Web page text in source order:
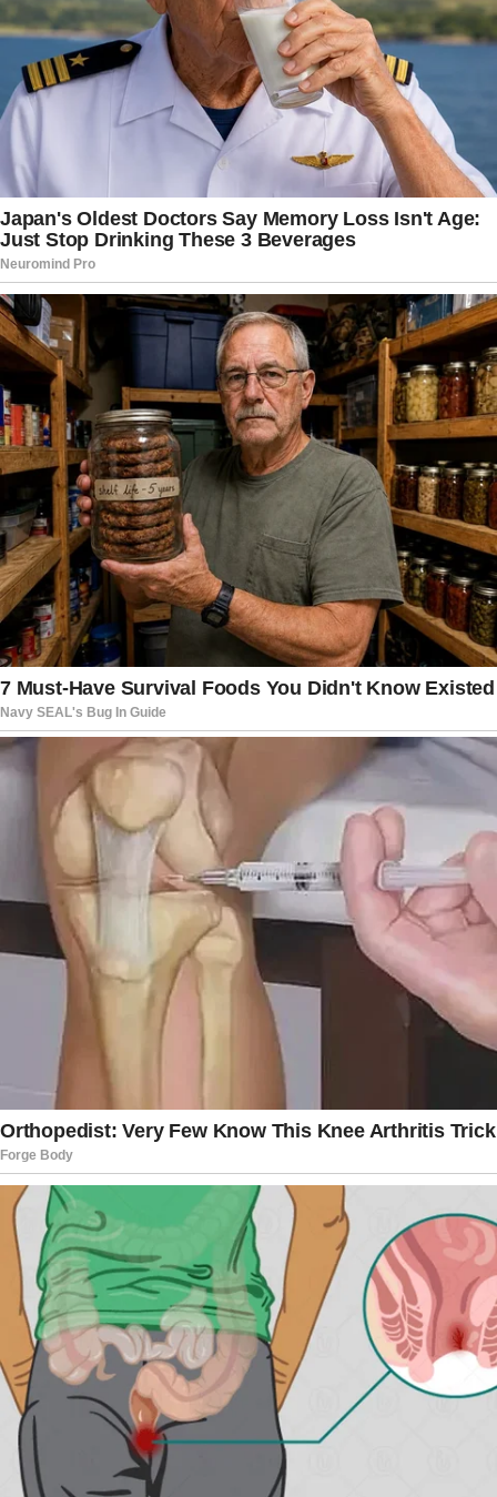
decisão relacionada ao ex-presidente. Desde que
passou a responder a investigações, Bolsonaro
se tornou um dos personagens mais
acompanhados do cenário político brasileiro.
Cada manifestação oficial, seja da defesa, da
Polícia Federal ou do Supremo, repercute
amplamente nas redes sociais e nos veículos de
comunicação, alimentando debates intensos
entre diferentes setores da sociedade.
Enquanto o Supremo avalia as informações
prestadas, a Polícia Federal mantém a posição de
que não há alternativas viáveis no curto prazo. O
desfecho dessa discussão deve esclarecer até
que ponto ajustes estruturais são exigidos em
situações como essa e quais são os limites entre
conforto e segurança. Para o público, o caso
oferece mais um capítulo de um processo que
segue despertando atenção nacional e que, ao
que tudo indica, continuará sendo acompanhado
de perto nos próximos dias.